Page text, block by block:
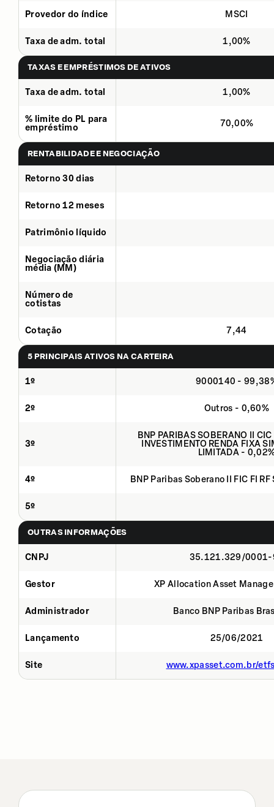
Provedor do índice MSCI
Taxa de adm. total 1,00%
TAXAS E EMPRÉSTIMOS DE ATIVOS
Taxa de adm. total 1,00%
% limite do PL para
empréstimo
70,00%
RENTABILIDADE E NEGOCIAÇÃO
Retorno 30 dias
Retorno 12 meses
Patrimônio líquido
Negociação diária
média (MM)
Número de
cotistas
Cotação 7,44
5 PRINCIPAIS ATIVOS NA CARTEIRA
1º 9000140 -
2º Outros - 0,60%
3º
BNP PARIBAS SOBERANO II
INVESTIMENTO RENDA FIXA
LIMITADA -
4º BNP Paribas Soberano II FIC FI
5º
OUTRAS INFORMAÇÕES
CNPJ 35.121.329/0001-
Gestor XP Allocation Asset
Administrador Banco BNP Paribas
Lançamento 25/06/2021
Site www.xpasset.com.br/